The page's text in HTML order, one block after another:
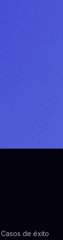
Casos de éxito